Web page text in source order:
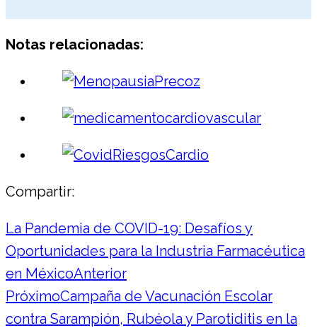
Notas relacionadas:
Compartir:
La Pandemia de COVID-19: Desafíos y
Oportunidades para la Industria Farmacéutica
en MéxicoAnterior
PróximoCampaña de Vacunación Escolar
contra Sarampión, Rubéola y Parotiditis en la